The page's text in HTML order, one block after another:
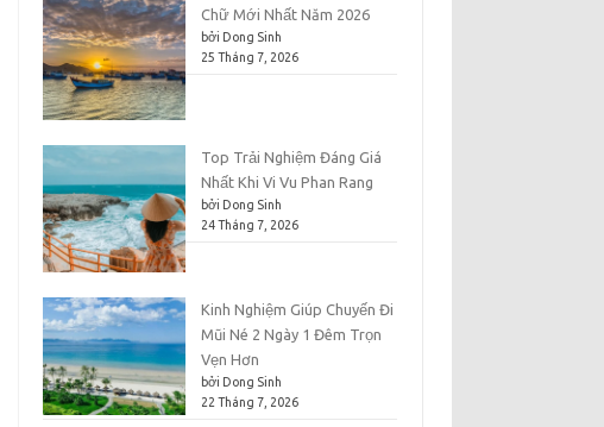
Chữ Mới Nhất Năm 2026
bởi Dong Sinh
25 Tháng 7, 2026
Top Trải Nghiệm Đáng Giá
Nhất Khi Vi Vu Phan Rang
bởi Dong Sinh
24 Tháng 7, 2026
Kinh Nghiệm Giúp Chuyến Đi
Mũi Né 2 Ngày 1 Đêm Trọn
Vẹn Hơn
bởi Dong Sinh
22 Tháng 7, 2026